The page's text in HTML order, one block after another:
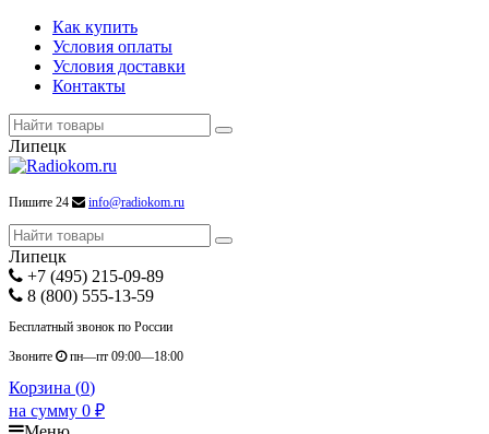
Как купить
Условия оплаты
Условия доставки
Контакты
Липецк
Пишите 24 info@radiokom.ru
Липецк
+7 (495) 215-09-89
8 (800) 555-13-59
Бесплатный звонок по России
Звоните
пн—пт 09:00—18:00
Корзина (0)
на сумму 0 ₽